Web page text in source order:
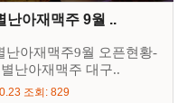
난아재맥주 9월 ..
난아재맥주9월 오픈현황-
별난아재맥주 대구..
조회: 829